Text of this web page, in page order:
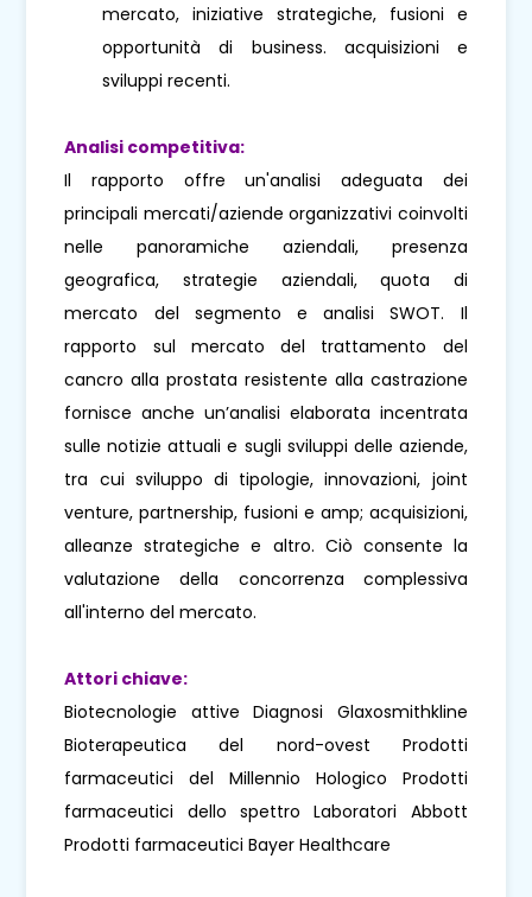
mercato, iniziative strategiche, fusioni e
opportunità di business. acquisizioni e
sviluppi recenti.
Analisi competitiva:
Il rapporto offre un'analisi adeguata dei
principali mercati/aziende organizzativi coinvolti
nelle panoramiche aziendali, presenza
geografica, strategie aziendali, quota di
mercato del segmento e analisi SWOT. Il
rapporto sul mercato del trattamento del
cancro alla prostata resistente alla castrazione
fornisce anche un’analisi elaborata incentrata
sulle notizie attuali e sugli sviluppi delle aziende,
tra cui sviluppo di tipologie, innovazioni, joint
venture, partnership, fusioni e amp; acquisizioni,
alleanze strategiche e altro. Ciò consente la
valutazione della concorrenza complessiva
all'interno del mercato.
Attori chiave:
Biotecnologie attive Diagnosi Glaxosmithkline
Bioterapeutica del nord-ovest Prodotti
farmaceutici del Millennio Hologico Prodotti
farmaceutici dello spettro Laboratori Abbott
Prodotti farmaceutici Bayer Healthcare